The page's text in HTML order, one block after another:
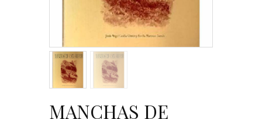
MANCHAS DE